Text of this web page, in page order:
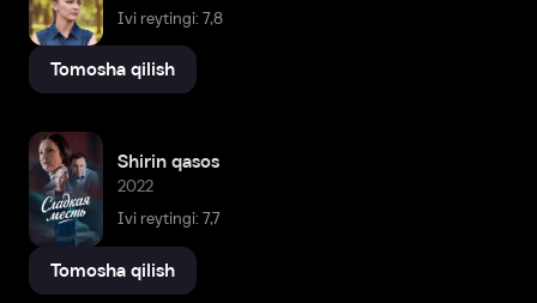
Ivi reytingi: 7,8
Tomosha qilish
Shirin qasos
2022
Ivi reytingi: 7,7
Tomosha qilish